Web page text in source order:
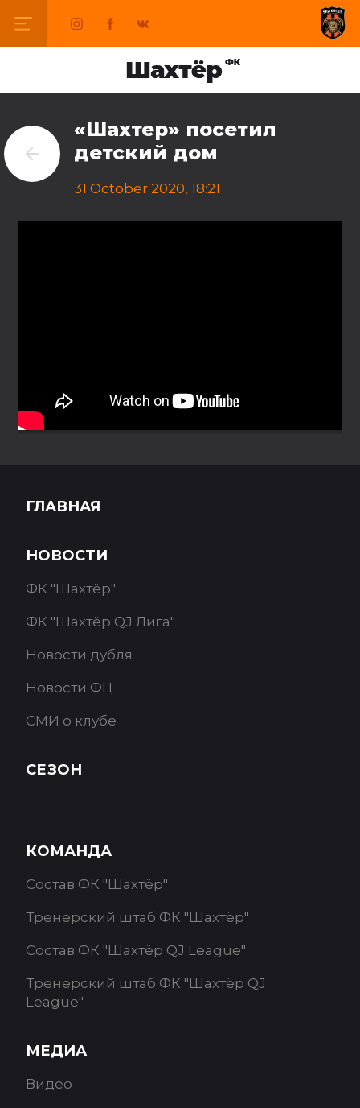
«Шахтер» посетил
детский дом
31 October 2020, 18:21
ГЛАВНАЯ
НОВОСТИ
ФК "Шахтёр"
ФК "Шахтёр QJ Лига"
Новости дубля
Новости ФЦ
СМИ о клубе
СЕЗОН
КОМАНДА
Состав ФК "Шахтёр"
Тренерский штаб ФК "Шахтёр"
Состав ФК "Шахтёр QJ League"
Тренерский штаб ФК "Шахтёр QJ
League"
МЕДИА
Видео